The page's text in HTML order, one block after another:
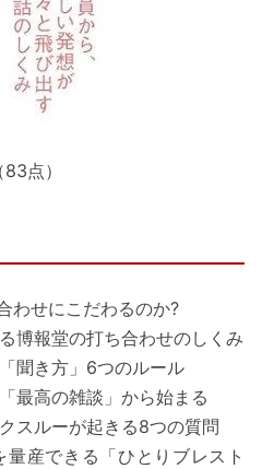
点）
わせにこだわるのか?
博報堂の打ち合わせのしくみ
聞き方」6つのルール
最高の雑談」から始まる
スルーが起きる8つの質問
産できる「ひとりブレスト